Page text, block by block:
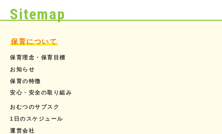
Sitemap
保育について
保育理念・保育目標
お知らせ
保育の特徴
安心・安全の取り組み
おむつのサブスク
1日のスケジュール
運営会社